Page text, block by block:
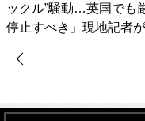
ックル”騒動…英国でも
停止すべき」現地記者